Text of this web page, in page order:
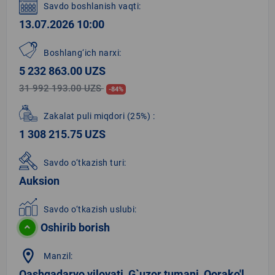
Savdo boshlanish vaqti:
13.07.2026 10:00
Boshlang‘ich narxi:
5 232 863.00 UZS
31 992 193.00 UZS -84%
Zakalat puli miqdori (25%) :
1 308 215.75 UZS
Savdo o‘tkazish turi:
Auksion
Savdo o‘tkazish uslubi:
Oshirib borish
location_on Manzil: